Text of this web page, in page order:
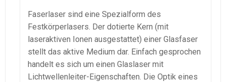
Faserlaser sind eine Spezialform des
Festkörperlasers. Der dotierte Kern (mit
laseraktiven Ionen ausgestattet) einer Glasfaser
stellt das aktive Medium dar. Einfach gesprochen
handelt es sich um einen Glaslaser mit
Lichtwellenleiter-Eigenschaften. Die Optik eines